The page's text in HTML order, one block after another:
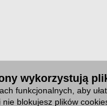
wykorzystują
funkcjonalnych, aby
blokujesz plików